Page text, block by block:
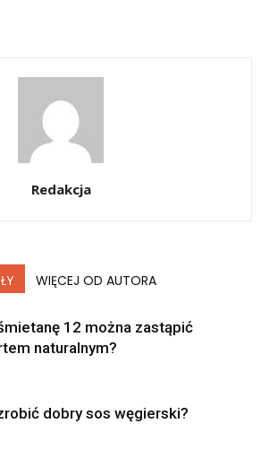
Redakcja
WIĘCEJ OD AUTORA
12 można zastąpić
naturalnym?
dobry sos węgierski?